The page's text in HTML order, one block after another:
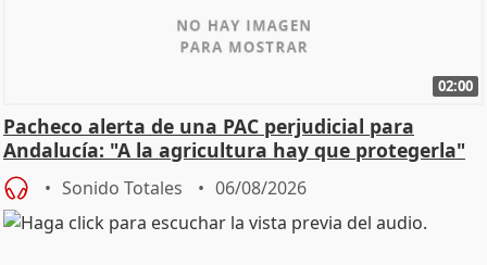
02:00
Pacheco alerta de una PAC perjudicial para
Andalucía: "A la agricultura hay que protegerla"
Sonido Totales 06/08/2026